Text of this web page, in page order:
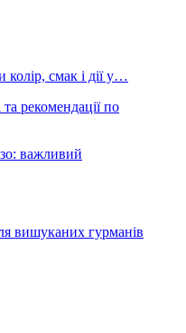
смак і дії у…
рекомендації по
важливий
вишуканих гурманів